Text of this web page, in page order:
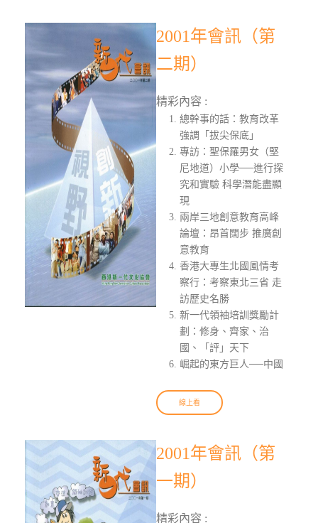
2001年會訊（第
二期）
精彩內容 :
總幹事的話：教育改革
強調「拔尖保底」
專訪：聖保羅男女（堅
尼地道）小學──進行探
究和實驗 科學潛能盡顯
現
兩岸三地創意教育高峰
論壇：昂首闊步 推廣創
意教育
香港大專生北國風情考
察行：考察東北三省 走
訪歷史名勝
新一代領袖培訓獎勵計
劃：修身、齊家、治
國、「評」天下
崛起的東方巨人──中國
線上看
2001年會訊（第
一期）
精彩內容 :